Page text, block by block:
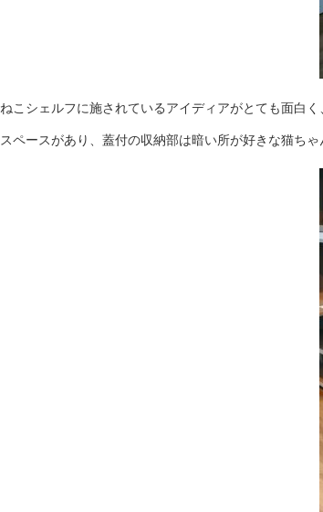
ねこシェルフに施されているアイディアがとても面白
スペースがあり、蓋付の収納部は暗い所が好きな猫ち